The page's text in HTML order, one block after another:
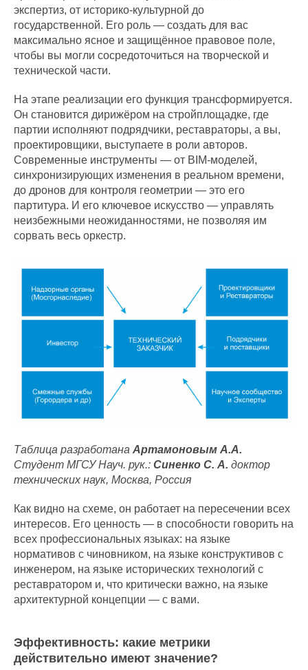
экспертиз, от историко-культурной до
государственной. Его роль — создать для вас
максимально ясное и защищённое правовое поле,
чтобы вы могли сосредоточиться на творческой и
технической части.
На этапе реализации его функция трансформируется.
Он становится дирижёром на стройплощадке, где
партии исполняют подрядчики, реставраторы, а вы,
проектировщики, выступаете в роли авторов.
Современные инструменты — от BIM-моделей,
синхронизирующих изменения в реальном времени,
до дронов для контроля геометрии — это его
партитура. И его ключевое искусство — управлять
неизбежными неожиданностями, не позволяя им
сорвать весь оркестр.
Таблица разработана Артамоновым А.А.
Студент МГСУ Науч. рук.: Синенко С. А. доктор
технических наук, Москва, Россия
Как видно на схеме, он работает на пересечении всех
интересов. Его ценность — в способности говорить на
всех профессиональных языках: на языке
нормативов с чиновником, на языке конструктивов с
инженером, на языке исторических технологий с
реставратором и, что критически важно, на языке
архитектурной концепции — с вами.
Эффективность: какие метрики
действительно имеют значение?